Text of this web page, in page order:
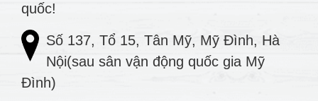
quốc!
Số 137, Tổ 15, Tân Mỹ, Mỹ Đình, Hà
Nội(sau sân vận động quốc gia Mỹ
Đình)